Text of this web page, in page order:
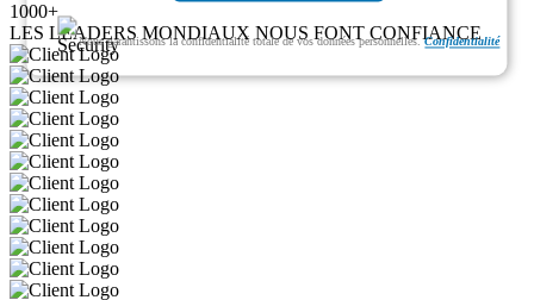
1000+
LES LEADERS MONDIAUX NOUS FONT CONFIANCE
Nous garantissons la confidentialité totale de vos données personnelles.Confidentialité